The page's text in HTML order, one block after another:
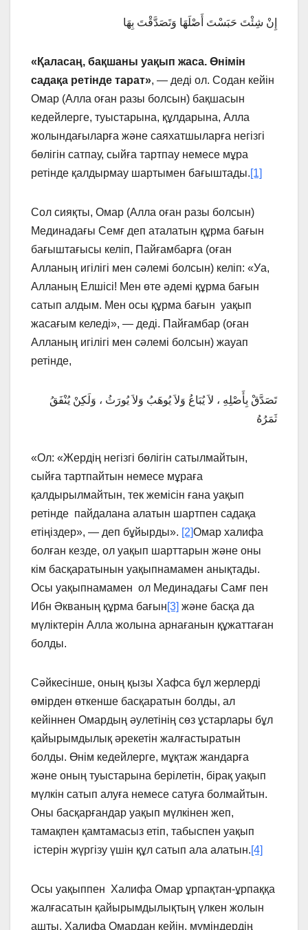
إِنْ شِئْتَ حَبَسْتَ أَصْلَهَا وَتَصَدَّقْتَ بِهَا
«Қаласаң, бақшаны уақып жаса. Өнімін
садақа ретінде тарат», — деді ол. Содан кейін
Омар (Алла оған разы болсын) бақшасын
кедейлерге, туыстарына, құлдарына, Алла
жолындағыларға және саяхатшыларға негізгі
бөлігін сатпау, сыйға тартпау немесе мұра
ретінде қалдырмау шартымен бағыштады.[1]
Сол сияқты, Омар (Алла оған разы болсын)
Мединадағы Семғ деп аталатын құрма бағын
бағыштағысы келіп, Пайғамбарға (оған
Алланың игілігі мен сәлемі болсын) келіп: «Уа,
Алланың Елшісі! Мен өте әдемі құрма бағын
сатып алдым. Мен осы құрма бағын уақып
жасағым келеді», — деді. Пайғамбар (оған
Алланың игілігі мен сәлемі болсын) жауап
ретінде,
ثَمَرُهُ
«Ол: «Жердің негізгі бөлігін сатылмайтын,
сыйға тартпайтын немесе мұраға
қалдырылмайтын, тек жемісін ғана уақып
ретінде пайдалана алатын шартпен садақа
етіңіздер», — деп бұйырды». [2]Омар халифа
болған кезде, ол уақып шарттарын және оны
кім басқаратынын уақыпнамамен анықтады.
Осы уақыпнамамен ол Мединадағы Самғ пен
Ибн Әкваның құрма бағын[3] және басқа да
мүліктерін Алла жолына арнағанын құжаттаған
болды.
Сәйкесінше, оның қызы Хафса бұл жерлерді
өмірден өткенше басқаратын болды, ал
кейіннен Омардың әулетінің сөз ұстарлары бұл
қайырымдылық әрекетін жалғастыратын
болды. Өнім кедейлерге, мұқтаж жандарға
және оның туыстарына берілетін, бірақ уақып
мүлкін сатып алуға немесе сатуға болмайтын.
Оны басқарғандар уақып мүлкінен жеп,
тамақпен қамтамасыз етіп, табыспен уақып
істерін жүргізу үшін құл сатып ала алатын.[4]
Осы уақыппен Халифа Омар ұрпақтан-ұрпаққа
жалғасатын қайырымдылықтың үлкен жолын
ашты. Халифа Омардан кейін, мүміндердің